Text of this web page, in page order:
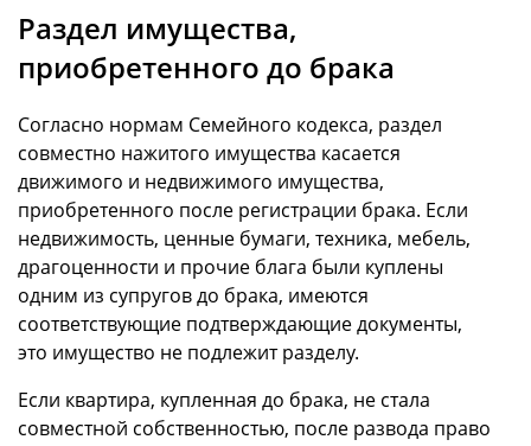
Раздел имущества,
приобретенного до брака
Согласно нормам Семейного кодекса, раздел
совместно нажитого имущества касается
движимого и недвижимого имущества,
приобретенного после регистрации брака. Если
недвижимость, ценные бумаги, техника, мебель,
драгоценности и прочие блага были куплены
одним из супругов до брака, имеются
соответствующие подтверждающие документы,
это имущество не подлежит разделу.
Если квартира, купленная до брака, не стала
совместной собственностью, после развода право